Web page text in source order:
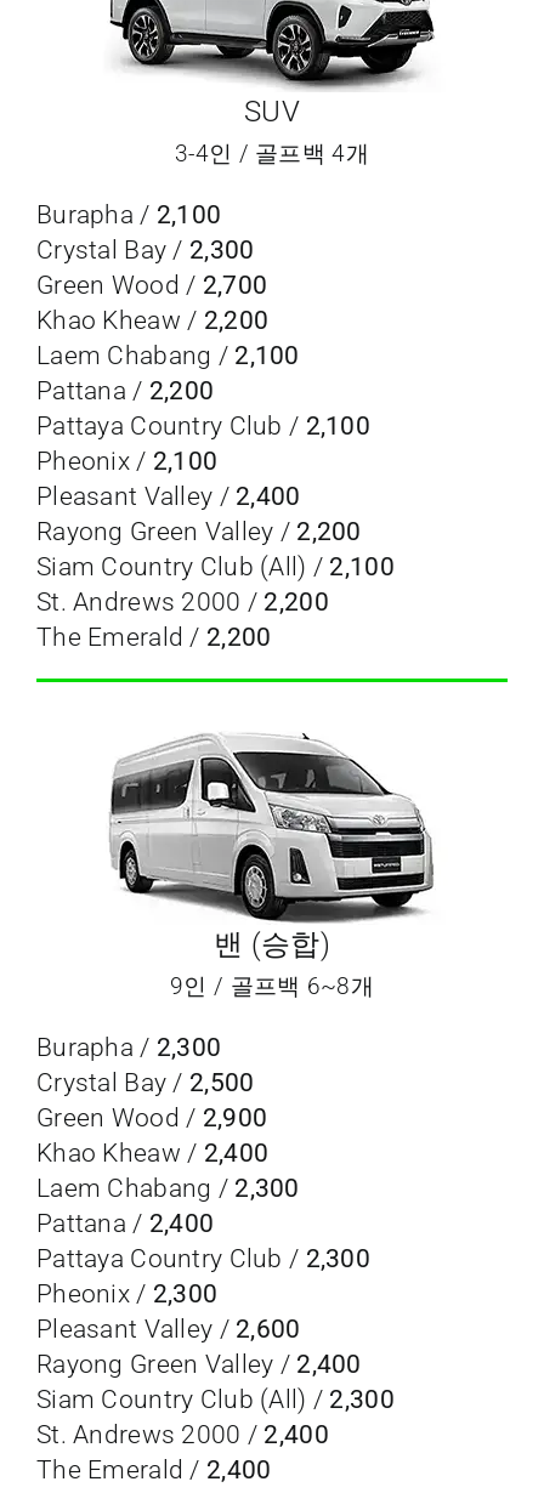
SUV
3-4인 / 골프백 4개
Burapha / 2,100
Crystal Bay / 2,300
Green Wood / 2,700
Khao Kheaw / 2,200
Laem Chabang / 2,100
Pattana / 2,200
Pattaya Country Club / 2,100
Pheonix / 2,100
Pleasant Valley / 2,400
Rayong Green Valley / 2,200
Siam Country Club (All) / 2,100
St. Andrews 2000 / 2,200
The Emerald / 2,200
밴 (승합)
9인 / 골프백 6~8개
Burapha / 2,300
Crystal Bay / 2,500
Green Wood / 2,900
Khao Kheaw / 2,400
Laem Chabang / 2,300
Pattana / 2,400
Pattaya Country Club / 2,300
Pheonix / 2,300
Pleasant Valley / 2,600
Rayong Green Valley / 2,400
Siam Country Club (All) / 2,300
St. Andrews 2000 / 2,400
The Emerald / 2,400